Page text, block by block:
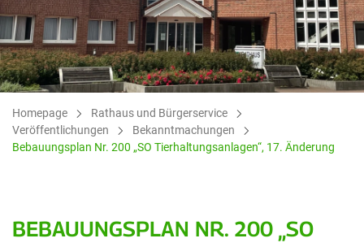
Homepage
Rathaus und Bürgerservice
Veröffentlichungen
Bekanntmachungen
Bebauungsplan Nr. 200 „SO Tierhaltungsanlagen“, 17. Änderung
BEBAUUNGSPLAN NR. 200 „SO